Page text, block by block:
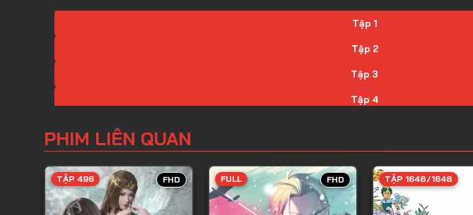
Tập 1
Tập 2
Tập 3
Tập 4
Tập 6
Tập 7
Tập 8
PHIM LIÊN QUAN
FHD
TẬP 496 FHD
FULL TẬP 1648/1648